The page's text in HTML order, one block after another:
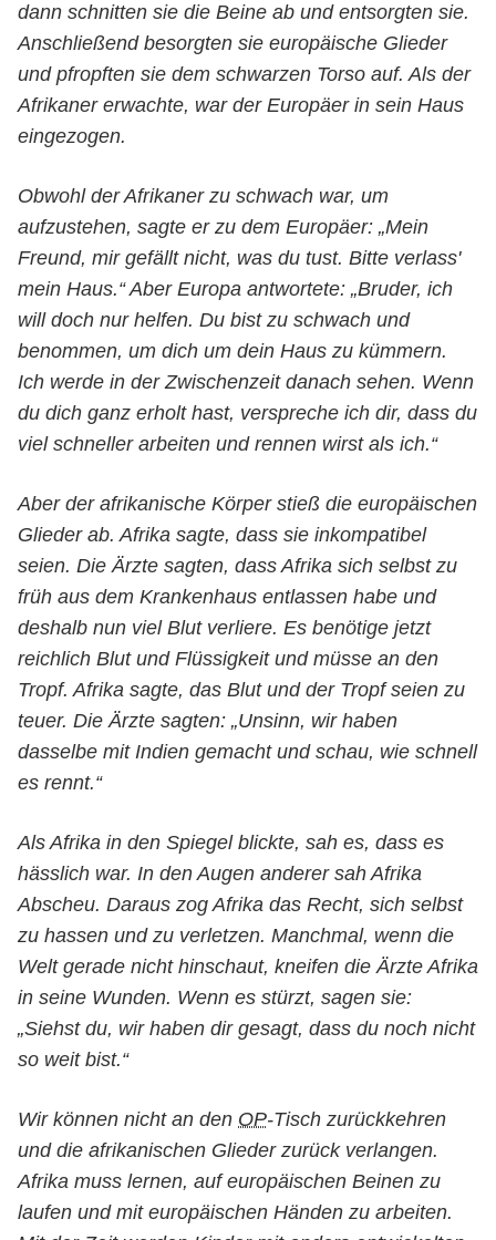
dann schnitten sie die Beine ab und entsorgten sie.
Anschließend besorgten sie europäische Glieder
und pfropften sie dem schwarzen Torso auf. Als der
Afrikaner erwachte, war der Europäer in sein Haus
eingezogen.
Obwohl der Afrikaner zu schwach war, um
aufzustehen, sagte er zu dem Europäer: „Mein
Freund, mir gefällt nicht, was du tust. Bitte verlass'
mein Haus.“ Aber Europa antwortete: „Bruder, ich
will doch nur helfen. Du bist zu schwach und
benommen, um dich um dein Haus zu kümmern.
Ich werde in der Zwischenzeit danach sehen. Wenn
du dich ganz erholt hast, verspreche ich dir, dass du
viel schneller arbeiten und rennen wirst als ich.“
Aber der afrikanische Körper stieß die europäischen
Glieder ab. Afrika sagte, dass sie inkompatibel
seien. Die Ärzte sagten, dass Afrika sich selbst zu
früh aus dem Krankenhaus entlassen habe und
deshalb nun viel Blut verliere. Es benötige jetzt
reichlich Blut und Flüssigkeit und müsse an den
Tropf. Afrika sagte, das Blut und der Tropf seien zu
teuer. Die Ärzte sagten: „Unsinn, wir haben
dasselbe mit Indien gemacht und schau, wie schnell
es rennt.“
Als Afrika in den Spiegel blickte, sah es, dass es
hässlich war. In den Augen anderer sah Afrika
Abscheu. Daraus zog Afrika das Recht, sich selbst
zu hassen und zu verletzen. Manchmal, wenn die
Welt gerade nicht hinschaut, kneifen die Ärzte Afrika
in seine Wunden. Wenn es stürzt, sagen sie:
„Siehst du, wir haben dir gesagt, dass du noch nicht
so weit bist.“
Wir können nicht an den OP-Tisch zurückkehren
und die afrikanischen Glieder zurück verlangen.
Afrika muss lernen, auf europäischen Beinen zu
laufen und mit europäischen Händen zu arbeiten.